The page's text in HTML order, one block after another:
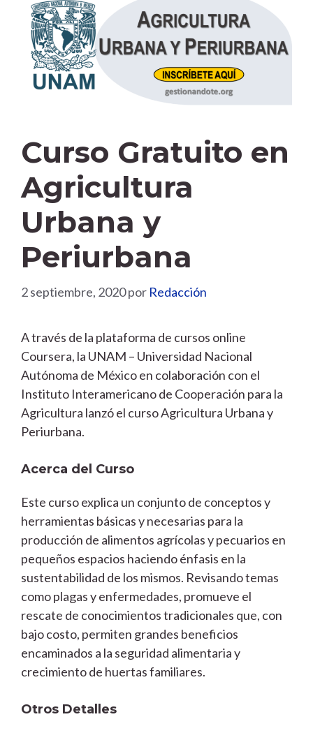
Curso Gratuito en
Agricultura
Urbana y
Periurbana
2 septiembre, 2020por Redacción
A través de la plataforma de cursos online
Coursera, la UNAM – Universidad Nacional
Autónoma de México en colaboración con el
Instituto Interamericano de Cooperación para la
Agricultura lanzó el curso Agricultura Urbana y
Periurbana.
Acerca del Curso
Este curso explica un conjunto de conceptos y
herramientas básicas y necesarias para la
producción de alimentos agrícolas y pecuarios en
pequeños espacios haciendo énfasis en la
sustentabilidad de los mismos. Revisando temas
como plagas y enfermedades, promueve el
rescate de conocimientos tradicionales que, con
bajo costo, permiten grandes beneficios
encaminados a la seguridad alimentaria y
crecimiento de huertas familiares.
Otros Detalles